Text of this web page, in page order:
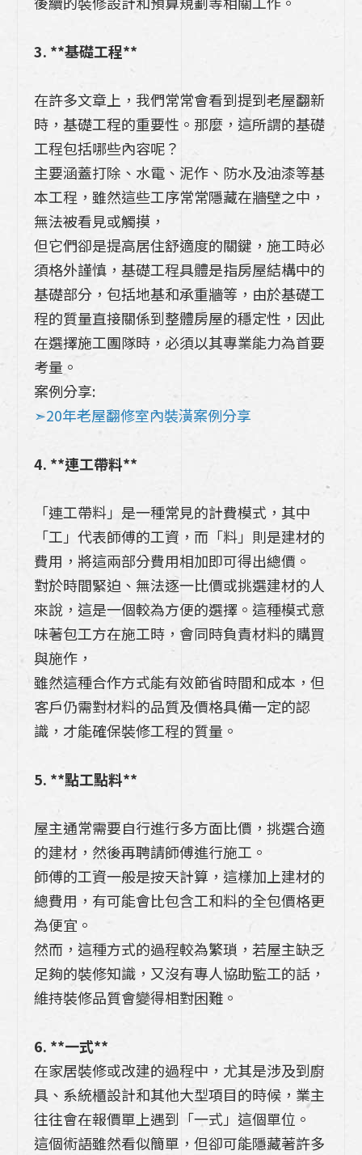
3. **基礎工程**
在許多文章上，我們常常會看到提到老屋翻新
時，基礎工程的重要性。那麼，這所謂的基礎
工程包括哪些內容呢？
主要涵蓋打除、水電、泥作、防水及油漆等基
本工程，雖然這些工序常常隱藏在牆壁之中，
無法被看見或觸摸，
但它們卻是提高居住舒適度的關鍵，施工時必
須格外謹慎，基礎工程具體是指房屋結構中的
基礎部分，包括地基和承重牆等，由於基礎工
程的質量直接關係到整體房屋的穩定性，因此
在選擇施工團隊時，必須以其專業能力為首要
考量。
案例分享:
➣20年老屋翻修室內裝潢案例分享
4. **連工帶料**
「連工帶料」是一種常見的計費模式，其中
「工」代表師傅的工資，而「料」則是建材的
費用，將這兩部分費用相加即可得出總價。
對於時間緊迫、無法逐一比價或挑選建材的人
來說，這是一個較為方便的選擇。這種模式意
味著包工方在施工時，會同時負責材料的購買
與施作，
雖然這種合作方式能有效節省時間和成本，但
客戶仍需對材料的品質及價格具備一定的認
識，才能確保裝修工程的質量。
5. **點工點料**
屋主通常需要自行進行多方面比價，挑選合適
的建材，然後再聘請師傅進行施工。
師傅的工資一般是按天計算，這樣加上建材的
總費用，有可能會比包含工和料的全包價格更
為便宜。
然而，這種方式的過程較為繁瑣，若屋主缺乏
足夠的裝修知識，又沒有專人協助監工的話，
維持裝修品質會變得相對困難。
6. **一式**
在家居裝修或改建的過程中，尤其是涉及到廚
具、系統櫃設計和其他大型項目的時候，業主
往往會在報價單上遇到「一式」這個單位。
這個術語雖然看似簡單，但卻可能隱藏著許多